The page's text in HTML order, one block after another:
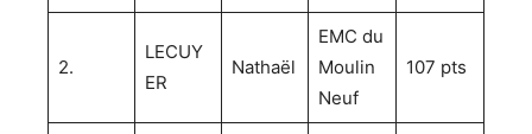
2.
LECUY
ER
Nathaël
EMC du
Moulin
Neuf
107 pts